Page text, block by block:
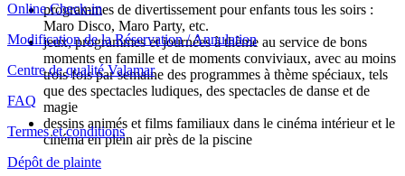
programmes de divertissement pour enfants tous les soirs :
Maro Disco, Maro Party, etc.
jeux, programmes et journées à thème au service de bons
moments en famille et de moments conviviaux, avec au moins
trois fois par semaine des programmes à thème spéciaux, tels
que des spectacles ludiques, des spectacles de danse et de
magie
dessins animés et films familiaux dans le cinéma intérieur et le
cinéma en plein air près de la piscine
Online Check-in
Modification de la Réservation / Annulation
Centre de qualité Valamar
FAQ
Termes et conditions
Dépôt de plainte